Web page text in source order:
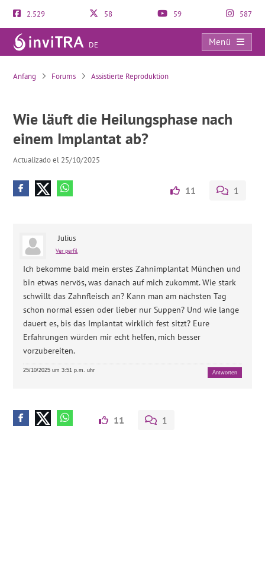
2.529 58 59 587
DE
Menü
Wie läuft die Heilungsphase nach einem Implantat ab?
Anfang Forums Assistierte Reproduktion
Wie läuft die Heilungsphase nach
einem Implantat ab?
Actualizado el 25/10/2025
11 1
Julius
Ver perfil
Ich bekomme bald mein erstes Zahnimplantat München und
bin etwas nervös, was danach auf mich zukommt. Wie stark
schwillt das Zahnfleisch an? Kann man am nächsten Tag
schon normal essen oder lieber nur Suppen? Und wie lange
dauert es, bis das Implantat wirklich fest sitzt? Eure
Erfahrungen würden mir echt helfen, mich besser
vorzubereiten.
25/10/2025 um 3:51 p.m. uhr Antworten
11 1